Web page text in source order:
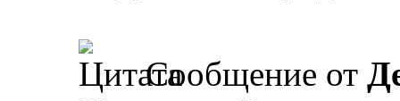
Сообщение от